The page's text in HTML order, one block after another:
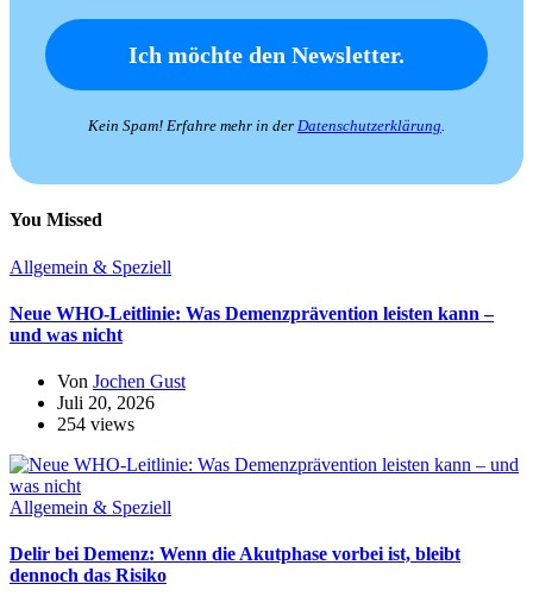
Kein Spam! Erfahre mehr in der Datenschutzerklärung.
You Missed
Allgemein & Speziell
Neue WHO-Leitlinie: Was Demenzprävention leisten kann –
und was nicht
Von Jochen Gust
Juli 20, 2026
254 views
Allgemein & Speziell
Delir bei Demenz: Wenn die Akutphase vorbei ist, bleibt
dennoch das Risiko